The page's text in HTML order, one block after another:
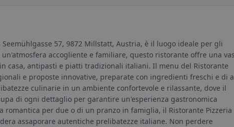
57, 9872 Millstatt, Austria, è il luogo ideale per gli
accogliente e familiare, questo ristorante offre una
casa, antipasti e piatti tradizionali italiani. Il menu del Ristorante
e proposte innovative, preparate con ingredienti freschi e di
culinarie in un ambiente confortevole e rilassante, dove il
di ogni dettaglio per garantire un'esperienza gastronomica
romantica per due o di un pranzo in famiglia, il Ristorante Pizzeria
assaporare autentiche prelibatezze italiane. Non perdere